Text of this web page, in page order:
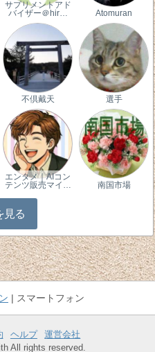
サプリメントアド
バイザー＠hir…
Atomuran
不倶戴天 選手
エンタメ｜AIコン
テンツ販売マイ…
南国市場
見る
スマートフォン
ヘルプ
運営会社
All rights reserved.